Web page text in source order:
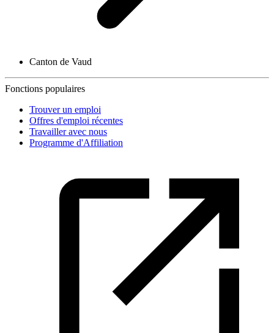
Canton de Vaud
Fonctions populaires
Trouver un emploi
Offres d'emploi récentes
Travailler avec nous
Programme d'Affiliation